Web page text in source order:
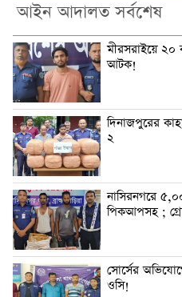
আইন আদালত সর্বশেষ
মীরসরাইয়ে ২০
আটক!
দিনাজপুরের
২
নাসিরনগরে
পিকআপসহ ;
সোর্সের
ওসি!